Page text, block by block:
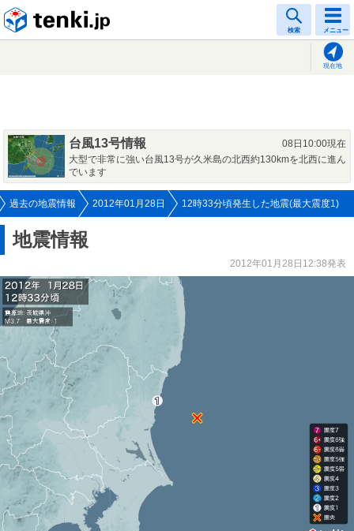
検索 メニュー
現在地
台風13号情報
08日10:00現在
大型で非常に強い台風13号が久米島の北西約130kmを北西に進ん
でいます
過去の地震情報 2012年01月28日 12時33分頃発生した地震(最大震度1)
地震情報
2012年01月28日12:38発表